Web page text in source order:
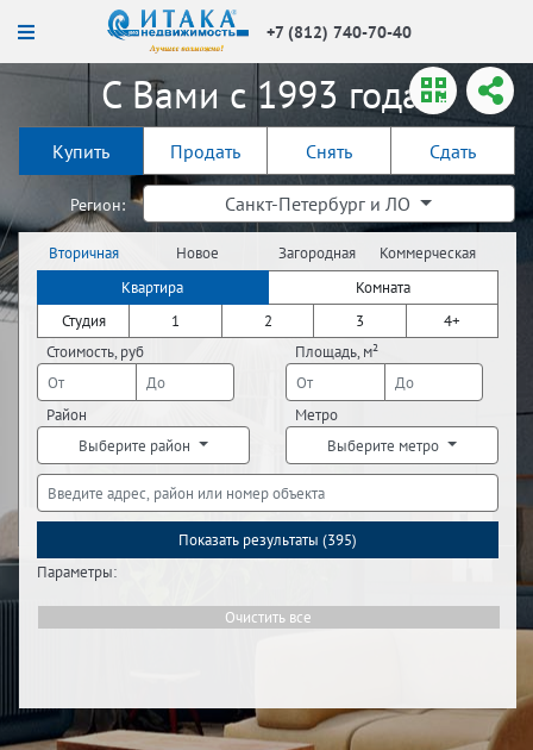
+7 (812) 740-70-40
С Вами с 1993 года!
Купить Продать Снять Сдать
Регион: Санкт-Петербург и ЛО
Вторичная
недвижимость
Новое
строительство
Загородная
недвижимость
Коммерческая
недвижимость
Квартира
Комната
Студия
1 2 3
4+
Стоимость, руб
Площадь, м²
Район
Выберите район
Метро
Выберите метро
Показать результаты (395)
Параметры:
Очистить все